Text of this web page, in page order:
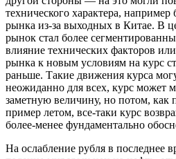
технического характера, например
рынка из-за выходных в Китае. В
рынок стал более
влияние технических факторов
рынка к новым условиям на курс
раньше. Такие движения курса
неожиданно для всех, курс может
заметную величину, но потом, как
пример летом, все-таки курс
более-менее фундаментально
На ослабление рубля в последнее